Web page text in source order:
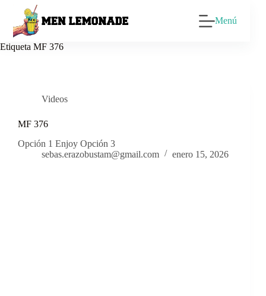
contenido
Menú
Etiqueta MF 376
Videos
MF 376
Opción 1 Enjoy Opción 3
sebas.erazobustam@gmail.com
enero 15, 2026